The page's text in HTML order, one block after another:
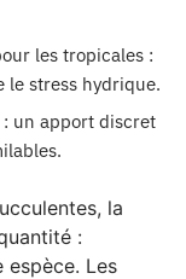
les tropicales :
le stress hydrique.
: un apport discret
la
:
Les